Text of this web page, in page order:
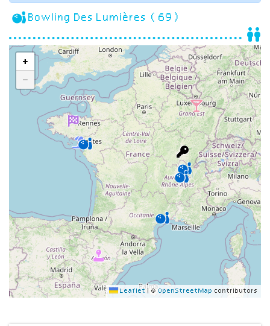
Bowling Des Lumières (69)
+
−
Leaflet | ©OpenStreetMap contributors